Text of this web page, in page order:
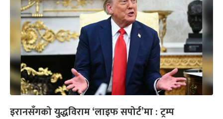
इरानसँगको युद्धविराम ‘लाइफ सपोर्ट’मा : ट्रम्प